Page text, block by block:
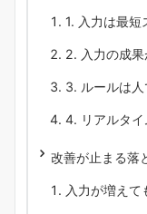
1. 入力は最短
2. 入力の成
3. ルールは
4. リアルタ
改善が止まる落
入力が増え